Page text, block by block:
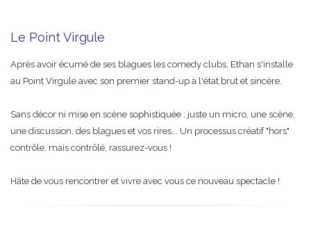
Le Point Virgule
Après avoir écumé de ses blagues les comedy clubs, Ethan s'installe
au Point Virgule avec son premier stand-up à l'état brut et sincère.
Sans décor ni mise en scène sophistiquée : juste un micro, une scène,
une discussion, des blagues et vos rires... Un processus créatif "hors"
contrôle, mais contrôlé, rassurez-vous !
Hâte de vous rencontrer et vivre avec vous ce nouveau spectacle !